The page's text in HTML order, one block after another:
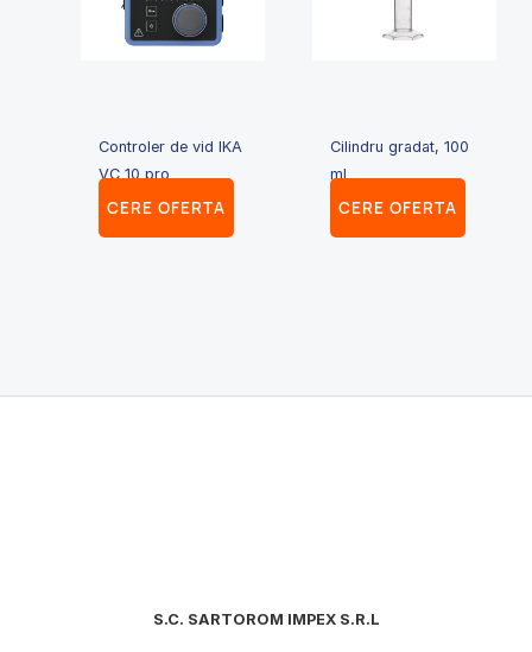
Controler de vid IKA
VC 10 pro
CERE OFERTA
Cilindru gradat, 100
ml
CERE OFERTA
S.C. SARTOROM IMPEX S.R.L